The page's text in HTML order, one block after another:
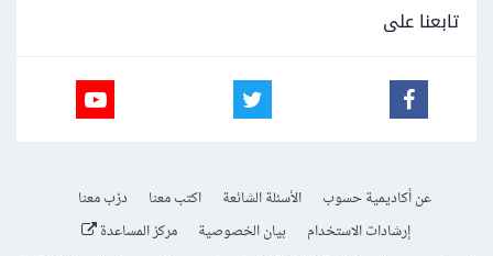
تابعنا على
عن أكاديمية حسوب الأسئلة الشائعة اكتب معنا
درّب معنا
إرشادات الاستخدام
بيان الخصوصية مركز المساعدة